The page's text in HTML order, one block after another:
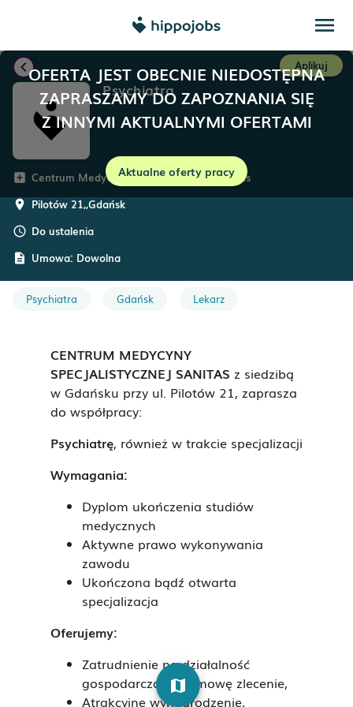
menu
OFERTA JEST OBECNIE NIEDOSTĘPNA
ZAPRASZAMY DO ZAPOZNANIA SIĘ
Z INNYMI AKTUALNYMI OFERTAMI
Aktualne oferty pracy
chevron_left Aplikuj
Psychiatra
add_box Centrum Medycyny Specjalistycznej Sanitas
room Pilotów 21,,Gdańsk
schedule Do ustalenia
description Umowa: Dowolna
Psychiatra Gdańsk Lekarz
CENTRUM MEDYCYNY
SPECJALISTYCZNEJ SANITAS z siedzibą
w Gdańsku przy ul. Pilotów 21, zaprasza
do współpracy:
Psychiatrę, również w trakcie specjalizacji
Wymagania:
Dyplom ukończenia studiów
medycznych
Aktywne prawo wykonywania
zawodu
Ukończona bądź otwarta
specjalizacja
Oferujemy:
Zatrudnienie na działalność
gospodarczą lub umowę zlecenie,
Atrakcyjne wynagrodzenie,
map